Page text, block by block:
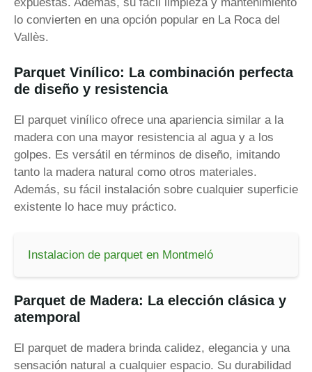
lo convierten en una opción popular en La Roca del
Vallès.
Parquet Vinílico: La combinación perfecta
de diseño y resistencia
El parquet vinílico ofrece una apariencia similar a la
madera con una mayor resistencia al agua y a los
golpes. Es versátil en términos de diseño, imitando
tanto la madera natural como otros materiales.
Además, su fácil instalación sobre cualquier superficie
existente lo hace muy práctico.
Instalacion de parquet en Montmeló
Parquet de Madera: La elección clásica y
atemporal
El parquet de madera brinda calidez, elegancia y una
sensación natural a cualquier espacio. Su durabilidad